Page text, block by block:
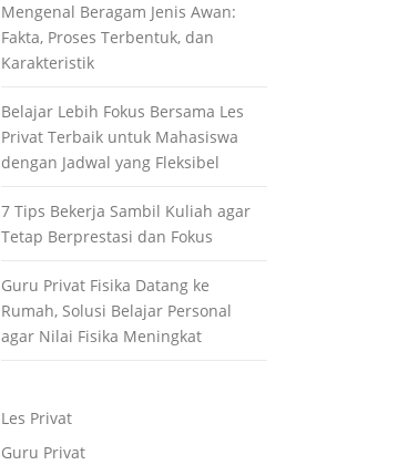
Mengenal Beragam Jenis Awan:
Fakta, Proses Terbentuk, dan
Karakteristik
Belajar Lebih Fokus Bersama Les
Privat Terbaik untuk Mahasiswa
dengan Jadwal yang Fleksibel
7 Tips Bekerja Sambil Kuliah agar
Tetap Berprestasi dan Fokus
Guru Privat Fisika Datang ke
Rumah, Solusi Belajar Personal
agar Nilai Fisika Meningkat
Les Privat
Guru Privat